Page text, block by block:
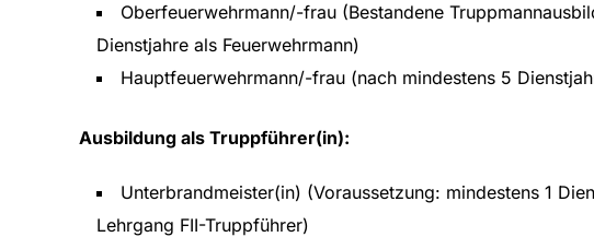
Oberfeuerwehrmann/-frau (Bestandene
Dienstjahre als Feuerwehrmann)
Hauptfeuerwehrmann/-frau (nach mindestens 5
Ausbildung als Truppführer(in):
Unterbrandmeister(in) (Voraussetzung: mindestens 1
Lehrgang FII-Truppführer)